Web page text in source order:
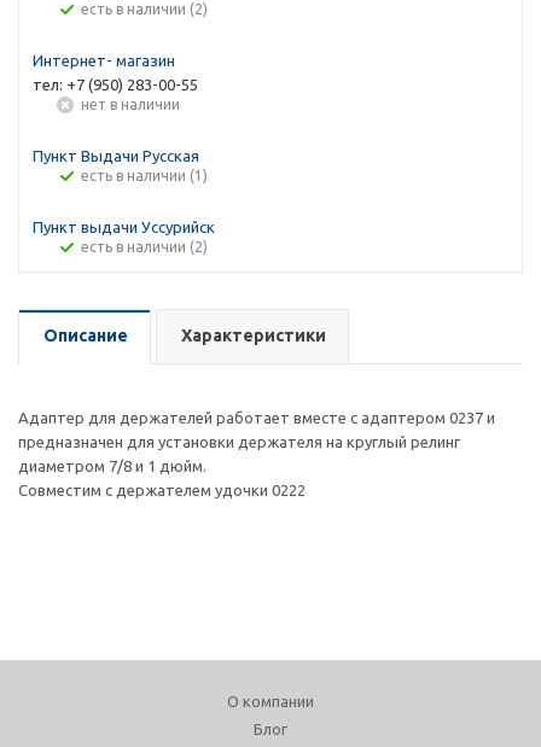
Есть в наличии (2)
Интернет- магазин
тел: +7 (950) 283-00-55
Нет в наличии
Пункт Выдачи Русская
Есть в наличии (1)
Пункт выдачи Уссурийск
Есть в наличии (2)
Описание Характеристики
Адаптер для держателей работает вместе с адаптером 0237 и
предназначен для установки держателя на круглый релинг
диаметром 7/8 и 1 дюйм.
Совместим с держателем удочки 0222
О компании
Блог